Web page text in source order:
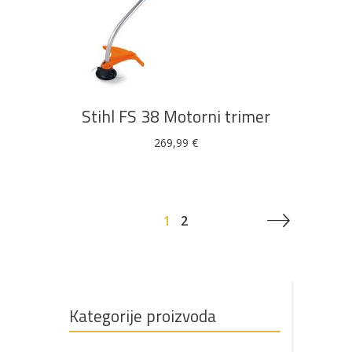
Stihl FS 38 Motorni trimer
269,99 €
1 2
Kategorije proizvoda